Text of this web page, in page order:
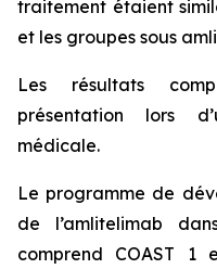
traitement étaient
et les groupes sous
Les résultats
présentation lors
médicale.
Le programme de
de l’amlitelimab
comprend COAST